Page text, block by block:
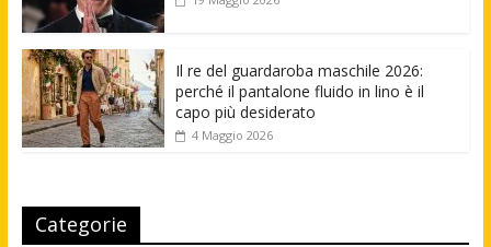
Il re del guardaroba maschile 2026:
perché il pantalone fluido in lino è il
capo più desiderato
4 Maggio 2026
Categorie